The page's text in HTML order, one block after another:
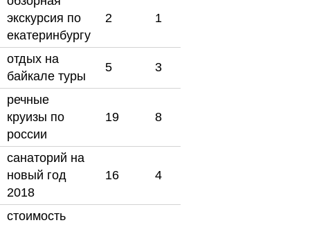
экскурсия по
екатеринбургу
2 1
отдых на
байкале туры
5 3
речные
круизы по
россии
19 8
санаторий на
новый год
2018
16 4
стоимость